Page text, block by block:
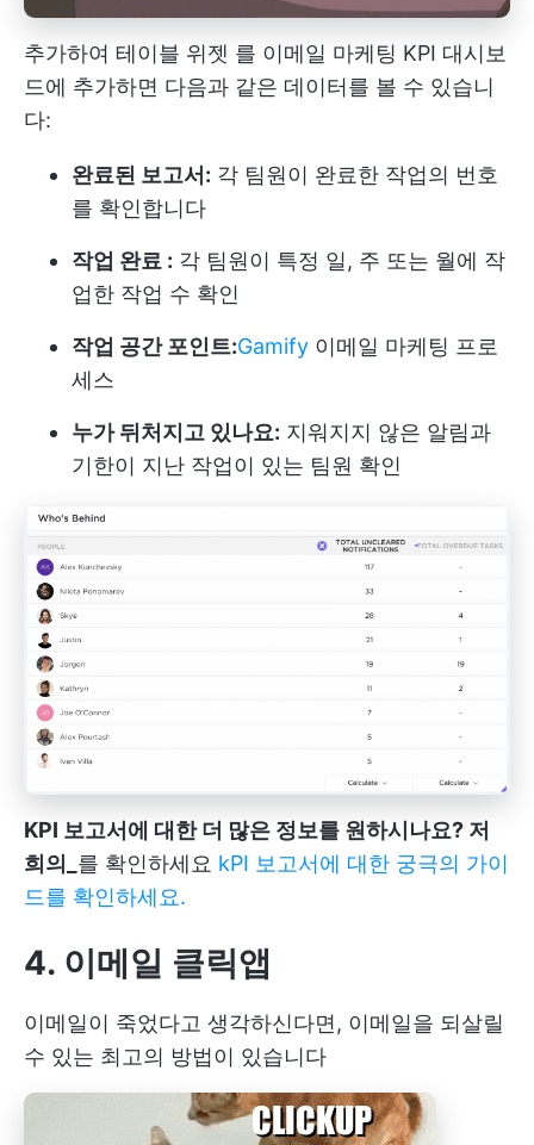
추가하여 테이블 위젯 를 이메일 마케팅 KPI 대시보
드에 추가하면 다음과 같은 데이터를 볼 수 있습니
다:
완료된 보고서: 각 팀원이 완료한 작업의 번호
를 확인합니다
작업 완료 : 각 팀원이 특정 일, 주 또는 월에 작
업한 작업 수 확인
작업 공간 포인트:Gamify 이메일 마케팅 프로
세스
누가 뒤처지고 있나요: 지워지지 않은 알림과
기한이 지난 작업이 있는 팀원 확인
KPI 보고서에 대한 더 많은 정보를 원하시나요? 저
희의_ 를 확인하세요 kPI 보고서에 대한 궁극의 가이
드를 확인하세요.
4. 이메일 클릭앱
이메일이 죽었다고 생각하신다면, 이메일을 되살릴
수 있는 최고의 방법이 있습니다